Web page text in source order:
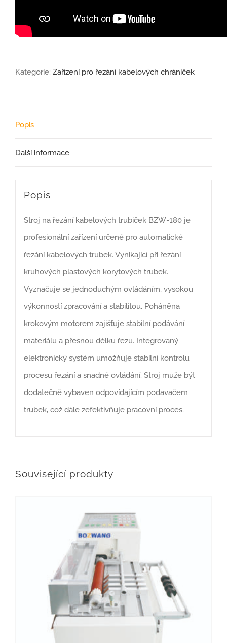
Kategorie: Zařízení pro řezání kabelových chrániček
Popis
Další informace
Popis
Stroj na řezání kabelových trubiček BZW-180 je
profesionální zařízení určené pro automatické
řezání kabelových trubek. Vynikající při řezání
kruhových plastových korytových trubek.
Vyznačuje se jednoduchým ovládáním, vysokou
výkonností zpracování a stabilitou. Poháněna
krokovým motorem zajišťuje stabilní podávání
materiálu a přesnou délku řezu. Integrovaný
elektronický systém umožňuje stabilní kontrolu
procesu řezání a snadné ovládání. Stroj může být
dodatečně vybaven odpovídajícím podavačem
trubek, což dále zefektivňuje pracovní proces.
Související produkty